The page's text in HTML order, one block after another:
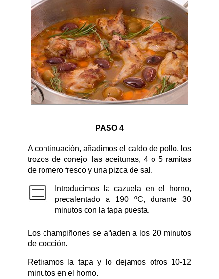
PASO 4
A continuación, añadimos el caldo de pollo, los
trozos de conejo, las aceitunas, 4 o 5 ramitas
de romero fresco y una pizca de sal.
Introducimos la cazuela en el horno,
precalentado a 190 ºC, durante 30
minutos con la tapa puesta.
Los champiñones se añaden a los 20 minutos
de cocción.
Retiramos la tapa y lo dejamos otros 10-12
minutos en el horno.